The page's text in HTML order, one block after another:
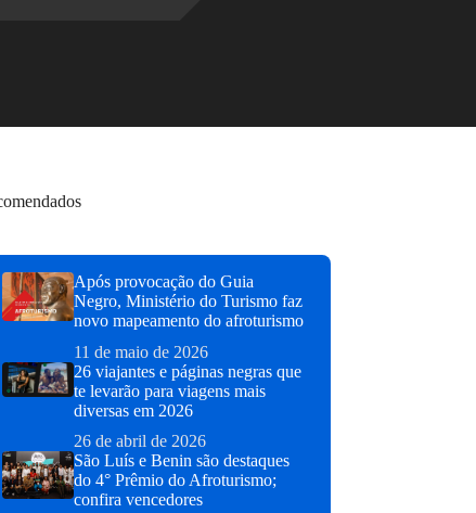
Após provocação do Guia
Negro, Ministério do Turismo faz
novo mapeamento do afroturismo
11 de maio de 2026
26 viajantes e páginas negras que
te levarão para viagens mais
diversas em 2026
26 de abril de 2026
São Luís e Benin são destaques
do 4° Prêmio do Afroturismo;
confira vencedores